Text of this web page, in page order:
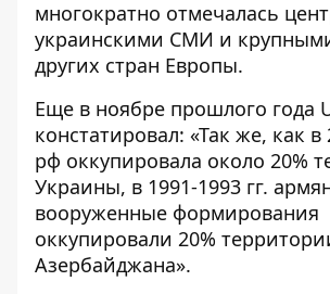
многократно отмечалась
украинскими СМИ и
других стран Европы.
Еще в ноябре прошлого года
констатировал: «Так же, как в
рф оккупировала около 20%
Украины, в 1991-1993 гг.
вооруженные формирования
оккупировали 20%
Азербайджана».